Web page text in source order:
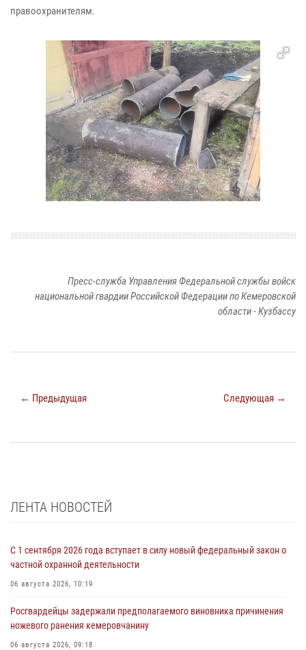
правоохранителям.
Пресс-служба Управления Федеральной службы войск
национальной гвардии Российской Федерации по Кемеровской
области - Кузбассу
← Предыдущая Следующая →
ЛЕНТА НОВОСТЕЙ
С 1 сентября 2026 года вступает в силу новый федеральный закон о
частной охранной деятельности
06 августа 2026, 10:19
Росгвардейцы задержали предполагаемого виновника причинения
ножевого ранения кемеровчанину
06 августа 2026, 09:18